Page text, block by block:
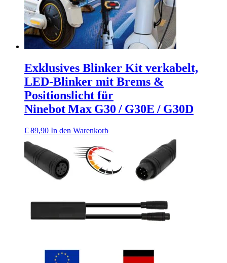
Exklusives Blinker Kit verkabelt,
LED‑Blinker mit Brems &
Positionslicht für
Ninebot Max G30 / G30E / G30D
€ 89,90 In den Warenkorb